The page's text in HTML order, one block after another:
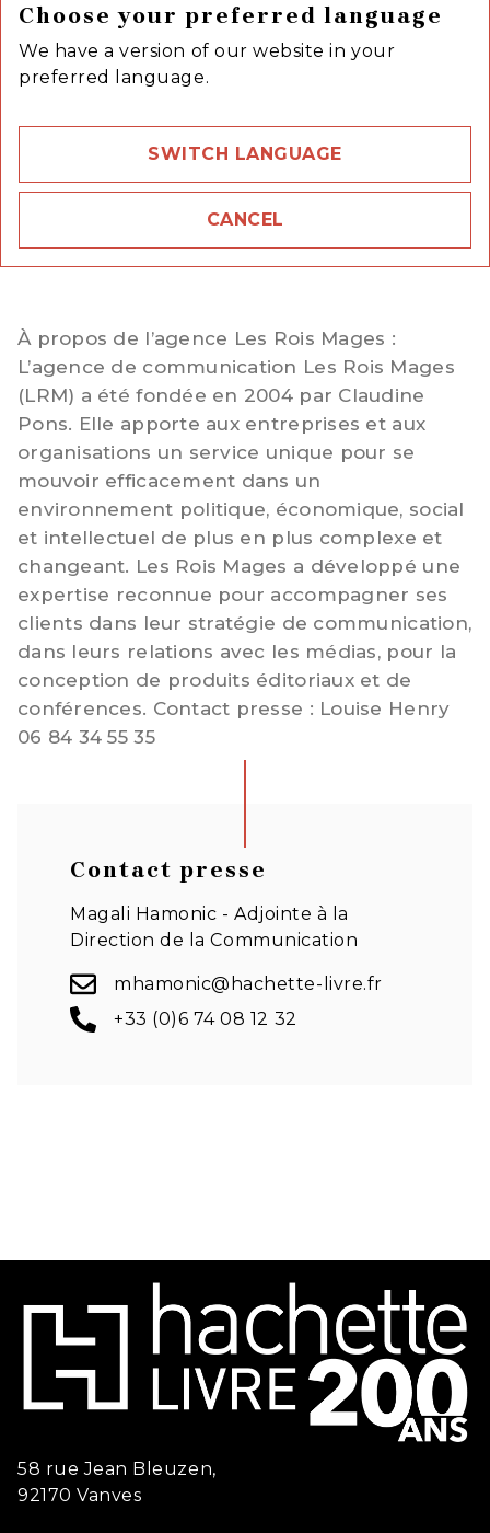
Choose your preferred language
We have a version of our website in your
preferred language.
SWITCH LANGUAGE
CANCEL
Lévy, Le Livre de Poche et Audiolib ; sur le
segment scolaire, universitaire et
encyclopédique avec Hachette Education,
le segment du livre illustré avec Hachette
Editions Albert-René. Hachette Livre est basé
À propos de l’agence Les Rois Mages :
L’agence de communication Les Rois Mages
(LRM) a été fondée en 2004 par Claudine
Pons. Elle apporte aux entreprises et aux
organisations un service unique pour se
mouvoir efficacement dans un
environnement politique, économique, social
et intellectuel de plus en plus complexe et
changeant. Les Rois Mages a développé une
expertise reconnue pour accompagner ses
clients dans leur stratégie de communication,
dans leurs relations avec les médias, pour la
conception de produits éditoriaux et de
conférences. Contact presse : Louise Henry
06 84 34 55 35
Contact presse
Magali Hamonic - Adjointe à la
Direction de la Communication
mhamonic@hachette-livre.fr
+33 (0)6 74 08 12 32
58 rue Jean Bleuzen,
92170 Vanves